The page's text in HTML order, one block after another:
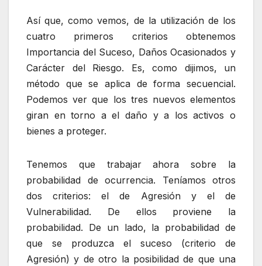
Así que, como vemos, de la utilización de los
cuatro primeros criterios obtenemos
Importancia del Suceso, Daños Ocasionados y
Carácter del Riesgo. Es, como dijimos, un
método que se aplica de forma secuencial.
Podemos ver que los tres nuevos elementos
giran en torno a el daño y a los activos o
bienes a proteger.
Tenemos que trabajar ahora sobre la
probabilidad de ocurrencia. Teníamos otros
dos criterios: el de Agresión y el de
Vulnerabilidad. De ellos proviene la
probabilidad. De un lado, la probabilidad de
que se produzca el suceso (criterio de
Agresión) y de otro la posibilidad de que una